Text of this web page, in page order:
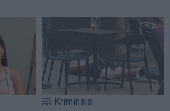
Kriminalai